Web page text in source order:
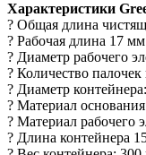
Характеристики
? Общая длина
? Рабочая длина 17 мм
? Диаметр рабочего
? Количество
? Диаметр
? Материал
? Материал рабочего
? Длина контейнера